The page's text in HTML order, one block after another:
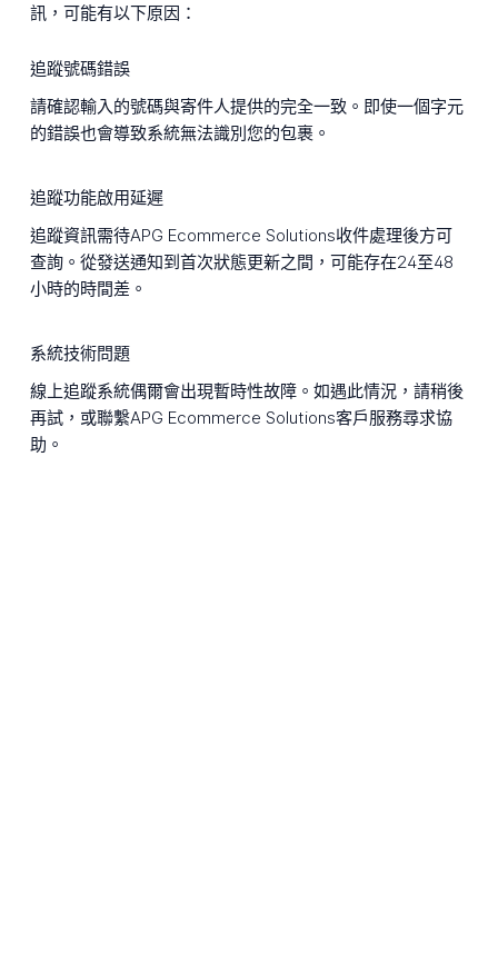
訊，可能有以下原因：
追蹤號碼錯誤
請確認輸入的號碼與寄件人提供的完全一致。即使一個字元
的錯誤也會導致系統無法識別您的包裹。
追蹤功能啟用延遲
追蹤資訊需待APG Ecommerce Solutions收件處理後方可
查詢。從發送通知到首次狀態更新之間，可能存在24至48
小時的時間差。
系統技術問題
線上追蹤系統偶爾會出現暫時性故障。如遇此情況，請稍後
再試，或聯繫APG Ecommerce Solutions客戶服務尋求協
助。